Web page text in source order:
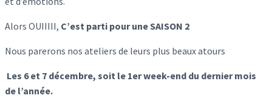
Alors OUIIIII, C’est parti pour une SAISON 2
Nous parerons nos ateliers de leurs plus beaux atours
Les 6 et 7 décembre, soit le 1er week-end du dernier mois
de l’année.